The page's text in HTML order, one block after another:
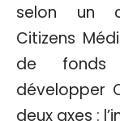
selon un
Citizens
de fonds
développer
deux axes :